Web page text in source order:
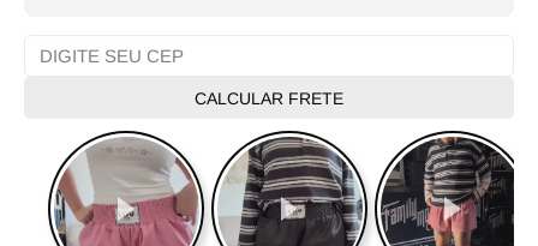
CALCULAR FRETE